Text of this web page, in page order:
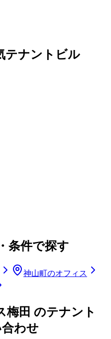
テナントビル
条件で探す
神山町のオフィス
梅田 のテナント
わせ